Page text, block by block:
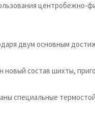
центробежно-
двум основным
новый состав шихты,
специальные